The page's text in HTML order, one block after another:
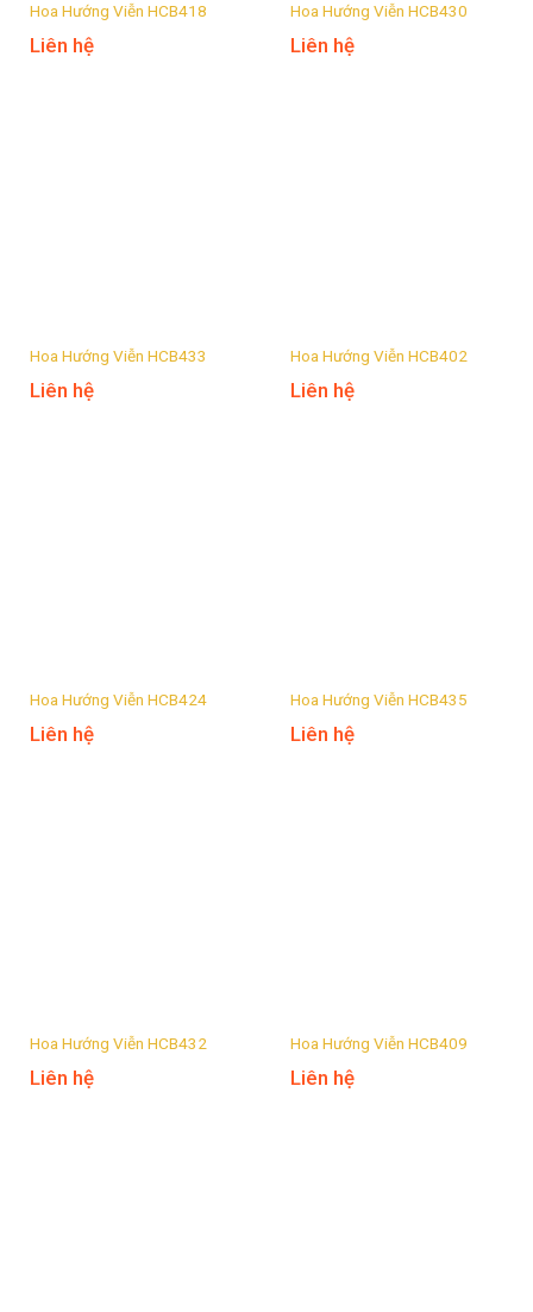
Hoa Hướng Viễn HCB418
Liên hệ
Hoa Hướng Viễn HCB430
Liên hệ
Hoa Hướng Viễn HCB433
Liên hệ
Hoa Hướng Viễn HCB402
Liên hệ
Hoa Hướng Viễn HCB424
Liên hệ
Hoa Hướng Viễn HCB435
Liên hệ
Hoa Hướng Viễn HCB432
Liên hệ
Hoa Hướng Viễn HCB409
Liên hệ